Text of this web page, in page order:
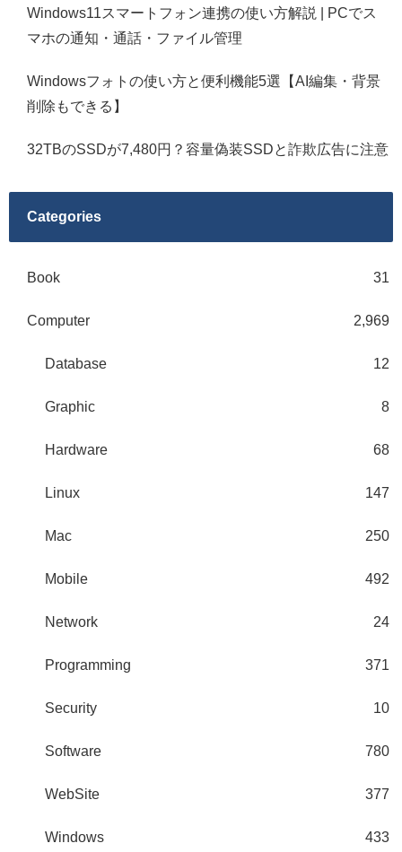
Windows11スマートフォン連携の使い方解説 | PCでス
マホの通知・通話・ファイル管理
Windowsフォトの使い方と便利機能5選【AI編集・背景
削除もできる】
32TBのSSDが7,480円？容量偽装SSDと詐欺広告に注意
Categories
Book 31
Computer 2,969
Database 12
Graphic 8
Hardware 68
Linux 147
Mac 250
Mobile 492
Network 24
Programming 371
Security 10
Software 780
WebSite 377
Windows 433